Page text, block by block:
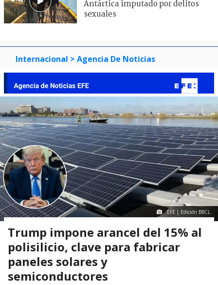
Antártica imputado por delitos
sexuales
Internacional > Agencia De Noticias
EFE | Edición BBCL
Trump impone arancel del 15% al
polisilicio, clave para fabricar
paneles solares y
semiconductores